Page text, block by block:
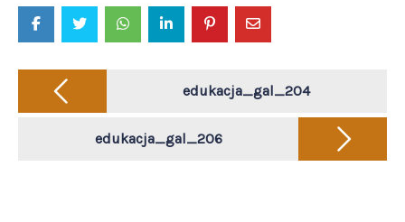
Post
navigation edukacja_gal_204
edukacja_gal_206